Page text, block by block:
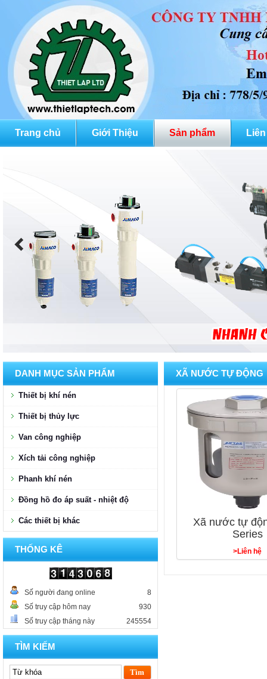
Trang chủ Giới Thiệu Sản phẩm
DANH MỤC SẢN PHẨM
Thiết bị khí nén
Thiết bị thủy lực
Van công nghiệp
Xích tải công nghiệp
Phanh khí nén
Đồng hồ đo áp suất - nhiệt độ
Các thiết bị khác
THỐNG KÊ
Số người đang online
8
Số truy cập hôm nay
930
Số truy cập tháng này
245554
TÌM KIẾM
XÃ NƯỚC TỰ ĐỘNG
Xã nước tự
Series
>Liên hệ